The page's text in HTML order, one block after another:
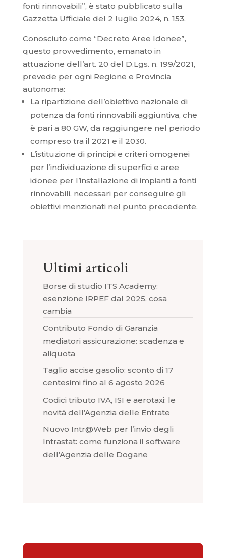
fonti rinnovabili”, è stato pubblicato sulla
Gazzetta Ufficiale del 2 luglio 2024, n. 153.
Conosciuto come “Decreto Aree Idonee”,
questo provvedimento, emanato in
attuazione dell’art. 20 del D.Lgs. n. 199/2021,
prevede per ogni Regione e Provincia
autonoma:
La ripartizione dell’obiettivo nazionale di
potenza da fonti rinnovabili aggiuntiva, che
è pari a 80 GW, da raggiungere nel periodo
compreso tra il 2021 e il 2030.
L’istituzione di principi e criteri omogenei
per l’individuazione di superfici e aree
idonee per l’installazione di impianti a fonti
rinnovabili, necessari per conseguire gli
obiettivi menzionati nel punto precedente.
Ultimi articoli
Borse di studio ITS Academy:
esenzione IRPEF dal 2025, cosa
cambia
Contributo Fondo di Garanzia
mediatori assicurazione: scadenza e
aliquota
Taglio accise gasolio: sconto di 17
centesimi fino al 6 agosto 2026
Codici tributo IVA, ISI e aerotaxi: le
novità dell’Agenzia delle Entrate
Nuovo Intr@Web per l’invio degli
Intrastat: come funziona il software
dell’Agenzia delle Dogane